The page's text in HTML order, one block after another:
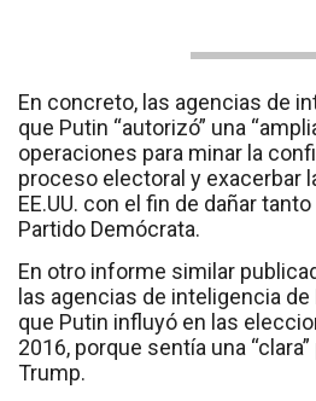
En concreto, las agencias de
que Putin “autorizó” una
operaciones para minar la
proceso electoral y exacerbar
EE.UU. con el fin de dañar
Partido Demócrata.
En otro informe similar
las agencias de inteligencia de
que Putin influyó en las
2016, porque sentía una
Trump.